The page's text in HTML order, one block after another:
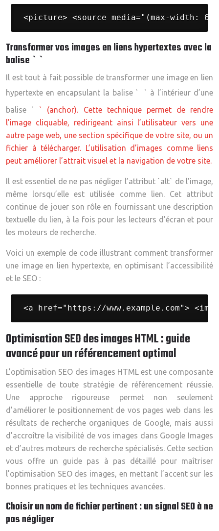
<picture> <source media="(max-width:
Transformer vos images en liens hypertextes avec la
balise ` `
Il est tout à fait possible de transformer une image en lien
hypertexte en encapsulant la balise `
` à l’intérieur d’une
balise ` ` (anchor). Cette technique permet de rendre
l’image cliquable, redirigeant ainsi l’utilisateur vers une
autre page web, une section spécifique de votre site, ou un
fichier à télécharger. L’utilisation d’images comme liens
peut améliorer l’attrait visuel et la navigation de votre site.
Il est essentiel de ne pas négliger l’attribut `alt` de l’image,
même lorsqu’elle est utilisée comme lien. Cet attribut
continue de jouer son rôle en fournissant une description
textuelle du lien, à la fois pour les lecteurs d’écran et pour
les moteurs de recherche.
Voici un exemple de code illustrant comment transformer
une image en lien hypertexte, en optimisant l’accessibilité
et le SEO :
<a href="https://www.example.com">
Optimisation SEO des images HTML : guide
avancé pour un référencement optimal
L’optimisation SEO des images HTML est une composante
essentielle de toute stratégie de référencement réussie.
Une approche rigoureuse permet non seulement
d’améliorer le positionnement de vos pages web dans les
résultats de recherche organiques de Google, mais aussi
d’accroître la visibilité de vos images dans Google Images
et d’autres moteurs de recherche spécialisés. Cette section
vous offre un guide pas à pas détaillé pour maîtriser
l’optimisation SEO des images, en mettant l’accent sur les
bonnes pratiques et les techniques avancées.
Choisir un nom de fichier pertinent : un signal SEO à ne
pas négliger